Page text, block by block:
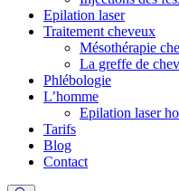
Epilation laser
Traitement cheveux
Mésothérapie
La greffe de
Phlébologie
L’homme
Epilation laser
Tarifs
Blog
Contact